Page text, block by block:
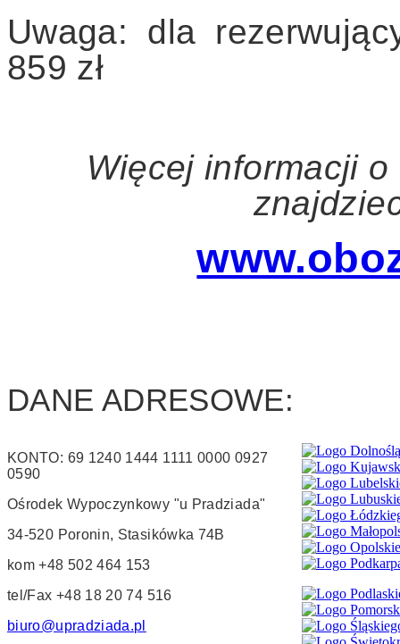
Uwaga: dla
859 zł
Więcej informacji o
DANE ADRESOWE:
KONTO: 69 1240 1444 1111 0000 0927
0590
Ośrodek Wypoczynkowy "u Pradziada"
34-520 Poronin, Stasikówka 74B
kom +48 502 464 153
tel/Fax +48 18 20 74 516
biuro@upradziada.pl